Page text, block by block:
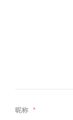
昵称 *